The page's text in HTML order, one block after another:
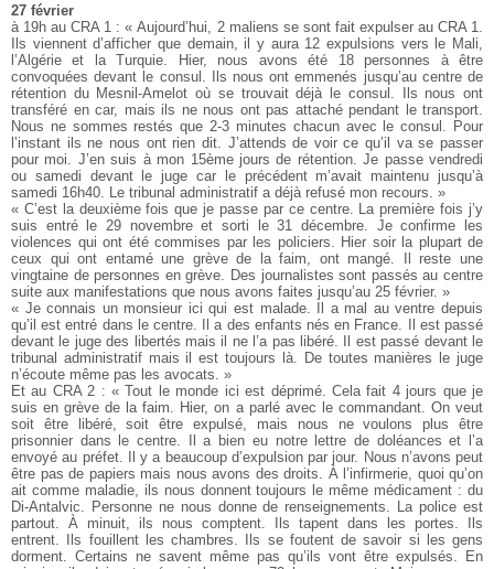
27 février
à 19h au CRA 1 : « Aujourd’hui, 2 maliens se sont fait expulser au CRA 1.
Ils viennent d’afficher que demain, il y aura 12 expulsions vers le Mali,
l’Algérie et la Turquie. Hier, nous avons été 18 personnes à être
convoquées devant le consul. Ils nous ont emmenés jusqu’au centre de
rétention du Mesnil-Amelot où se trouvait déjà le consul. Ils nous ont
transféré en car, mais ils ne nous ont pas attaché pendant le transport.
Nous ne sommes restés que 2-3 minutes chacun avec le consul. Pour
l’instant ils ne nous ont rien dit. J’attends de voir ce qu’il va se passer
pour moi. J’en suis à mon 15ème jours de rétention. Je passe vendredi
ou samedi devant le juge car le précédent m’avait maintenu jusqu’à
samedi 16h40. Le tribunal administratif a déjà refusé mon recours. »
« C’est la deuxième fois que je passe par ce centre. La première fois j’y
suis entré le 29 novembre et sorti le 31 décembre. Je confirme les
violences qui ont été commises par les policiers. Hier soir la plupart de
ceux qui ont entamé une grève de la faim, ont mangé. Il reste une
vingtaine de personnes en grève. Des journalistes sont passés au centre
suite aux manifestations que nous avons faites jusqu’au 25 février. »
« Je connais un monsieur ici qui est malade. Il a mal au ventre depuis
qu’il est entré dans le centre. Il a des enfants nés en France. Il est passé
devant le juge des libertés mais il ne l’a pas libéré. Il est passé devant le
tribunal administratif mais il est toujours là. De toutes manières le juge
n’écoute même pas les avocats. »
Et au CRA 2 : « Tout le monde ici est déprimé. Cela fait 4 jours que je
suis en grève de la faim. Hier, on a parlé avec le commandant. On veut
soit être libéré, soit être expulsé, mais nous ne voulons plus être
prisonnier dans le centre. Il a bien eu notre lettre de doléances et l’a
envoyé au préfet. Il y a beaucoup d’expulsion par jour. Nous n’avons peut
être pas de papiers mais nous avons des droits. À l’infirmerie, quoi qu’on
ait comme maladie, ils nous donnent toujours le même médicament : du
Di-Antalvic. Personne ne nous donne de renseignements. La police est
partout. À minuit, ils nous comptent. Ils tapent dans les portes. Ils
entrent. Ils fouillent les chambres. Ils se foutent de savoir si les gens
dorment. Certains ne savent même pas qu’ils vont être expulsés. En